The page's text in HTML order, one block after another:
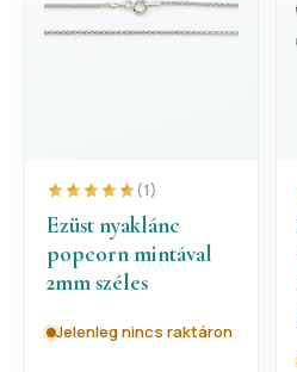
(1)
Ezüst nyaklánc
popcorn mintával
2mm széles
Jelenleg nincs raktáron